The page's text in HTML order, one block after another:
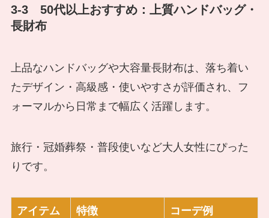
3-3 50代以上おすすめ：上質ハンドバッグ・
長財布
上品なハンドバッグや大容量長財布は、落ち着い
たデザイン・高級感・使いやすさが評価され、フ
ォーマルから日常まで幅広く活躍します。
旅行・冠婚葬祭・普段使いなど大人女性にぴった
りです。
アイテム 特徴 コーデ例